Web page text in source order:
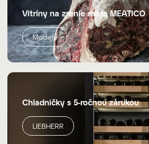
Vitríny na zrenie mäsa MEATICO
Modely
Chladničky s 5-ročnou zárukou
LIEBHERR